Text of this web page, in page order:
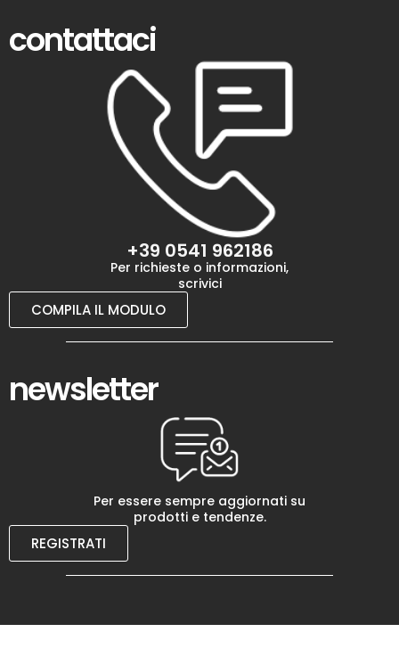
contattaci
+39 0541 962186
Per richieste o informazioni,
scrivici
COMPILA IL MODULO
newsletter
Per essere sempre aggiornati su
prodotti e tendenze.
REGISTRATI